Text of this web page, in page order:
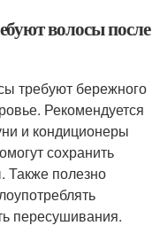
волосы после
требуют бережного
Рекомендуется
и кондиционеры
сохранить
Также полезно
пересушивания.